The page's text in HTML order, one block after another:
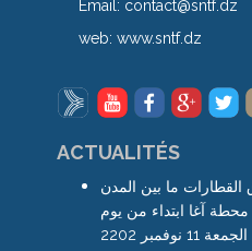
Email: contact@sntf.dz
web:www.sntf.dz
ACTUALITÉS
القطارات ما بين المدن
آغا ابتداء من يوم
الجمعة 11 نوفمبر 2202